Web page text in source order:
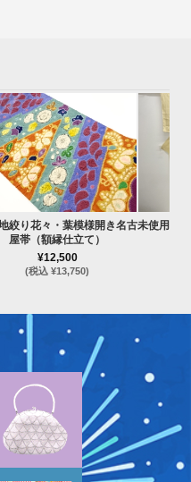
絞り花々・葉模様開き名古
屋帯（額縁仕立て）
¥12,500
(税込 ¥13,750)
未使用品